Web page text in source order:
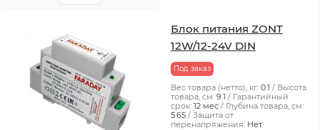
Блок питания ZONT
12W/12-24V DIN
Под заказ
Вес товара (нетто), кг: 0.1
Высота
товара, см: 9.1
Гарантийный
срок: 12 мес
Глубина товара, см:
5.65
Защита от
перенапряжения: Нет